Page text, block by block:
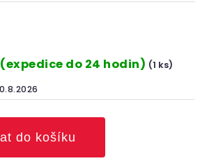
(expedice do 24 hodin) (1 ks)
do košíku